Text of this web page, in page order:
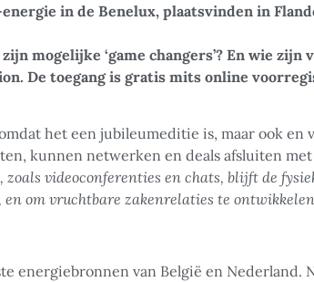
in de Benelux, plaatsvinden in
mogelijke ‘game changers’? En wie zijn
De toegang is gratis mits online
het een jubileumeditie is, maar ook en
kunnen netwerken en deals afsluiten
videoconferenties en chats, blijft de
om vruchtbare zakenrelaties te
energiebronnen van België en Nederland.